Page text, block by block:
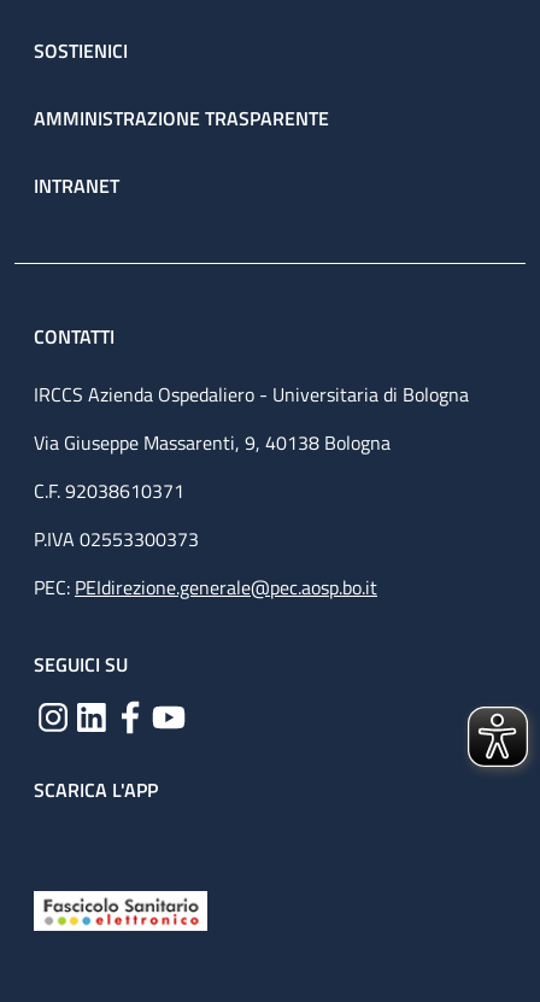
SOSTIENICI
AMMINISTRAZIONE TRASPARENTE
INTRANET
CONTATTI
IRCCS Azienda Ospedaliero - Universitaria di Bologna
Via Giuseppe Massarenti, 9, 40138 Bologna
C.F. 92038610371
P.IVA 02553300373
PEC: PEIdirezione.generale@pec.aosp.bo.it
SEGUICI SU
SCARICA L'APP